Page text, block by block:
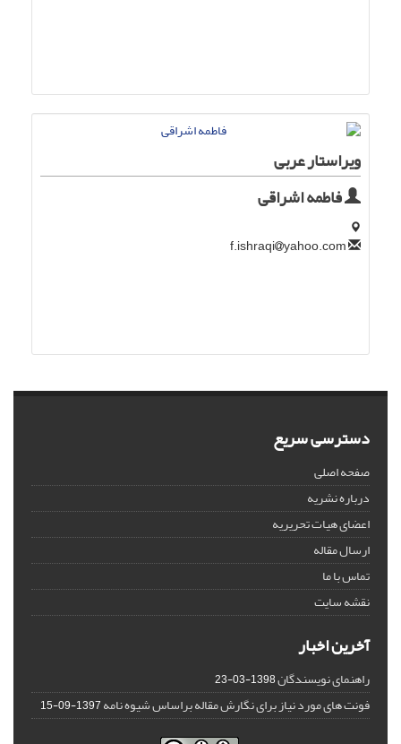
ویراستار عربی
فاطمه اشراقی
yahoo.com
دسترسی سریع
صفحه اصلی
درباره نشریه
اعضای هیات تحریریه
ارسال مقاله
تماس با ما
نقشه سایت
آخرین اخبار
راهنمای نویسندگان1398-03-23
فونت های مورد نیاز برای نگارش مقاله براساس شیوه نامه1397-09-15